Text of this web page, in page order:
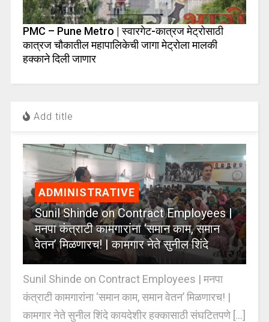
PMC – Pune Metro | स्वारगेट-कात्रज मेट्रोसाठी
कात्रज चौकातील महापालिकेची जागा मेट्रोला मालकी
हक्काने दिली जाणार
Add title
ADMINISTRATIVE
Sunil Shinde on Contract Employees |
मनपा कंत्राटी कामगारांना ‘समान काम, समान
वेतन’ मिळणारच! | कामगार नेते सुनील शिंदे
Sunil Shinde on Contract Employees | मनपा
कंत्राटी कामगारांना ‘समान काम, समान वेतन’ मिळणारच! |
कामगार नेते सुनील शिंदे कायदेशीर हक्कासाठी संघटितपणे [...]